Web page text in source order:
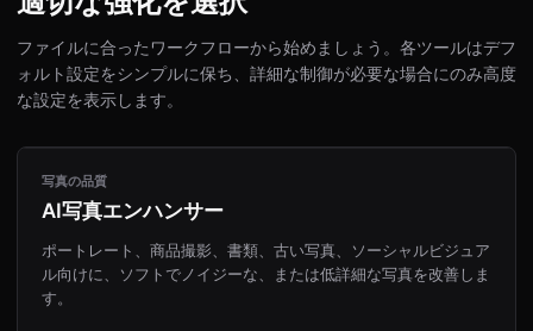
ファイルに合ったワークフローから始めましょう。各ツールはデフ
ォルト設定をシンプルに保ち、詳細な制御が必要な場合にのみ高度
な設定を表示します。
写真の品質
AI写真エンハンサー
ポートレート、商品撮影、書類、古い写真、ソーシャルビジュア
ル向けに、ソフトでノイジーな、または低詳細な写真を改善しま
す。